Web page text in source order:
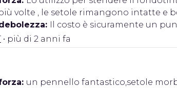
volte , le setole rimangono intatte e
Il costo è sicuramente un
• più di 2 anni fa
un pennello fantastico,setole